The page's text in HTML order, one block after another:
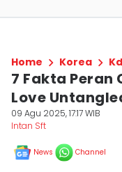
Home Korea
7 Fakta Peran
Love
09 Agu 2025, 17:17 WIB
Intan Sft
News Channel